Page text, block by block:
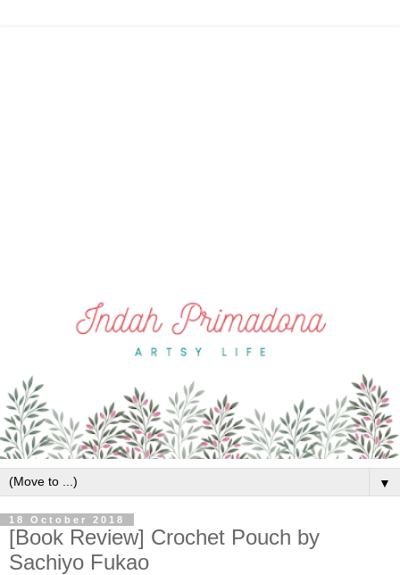
▼
18 October 2018
[Book Review] Crochet Pouch by
Sachiyo Fukao